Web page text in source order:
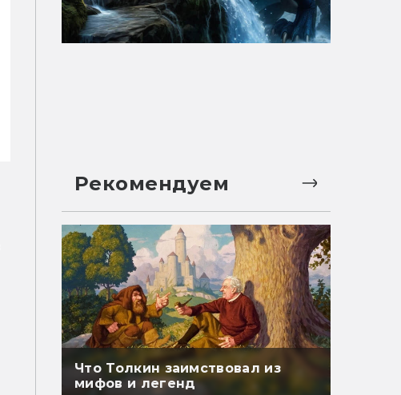
Рекомендуем
Что Толкин заимствовал из
мифов и легенд